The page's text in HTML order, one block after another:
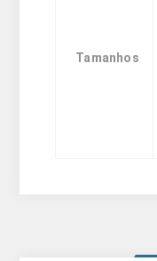
Tamanhos